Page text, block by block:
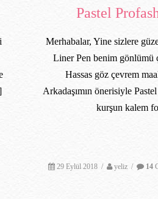
Pastel
Merhabalar, Yine sizlere
Liner Pen benim gönlümü
Hassas göz çevrem
Arkadaşımın önerisiyle
kurşun kalem
29 Eylül 2018 / yeliz / 14